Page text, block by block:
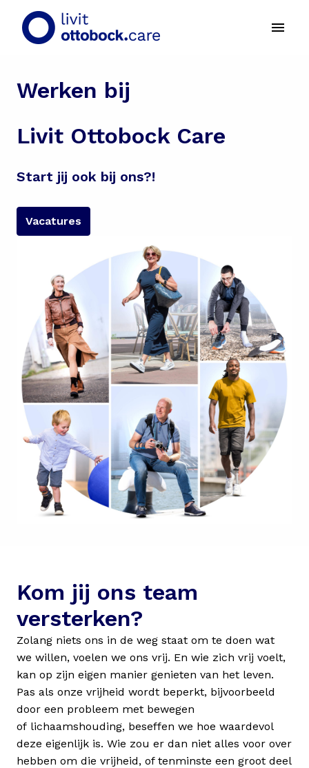
Overslaan
naar
content
Homepagina
Werken bij
Livit Ottobock Care
Start jij ook bij ons?!
Vacatures
Kom jij ons team
versterken?
Zolang niets ons in de weg staat om te doen wat
we willen, voelen we ons vrij. En wie zich vrij voelt,
kan op zijn eigen manier genieten van het leven.
Pas als onze vrijheid wordt beperkt, bijvoorbeeld
door een probleem met bewegen
of lichaamshouding, beseffen we hoe waardevol
deze eigenlijk is. Wie zou er dan niet alles voor over
hebben om die vrijheid, of tenminste een groot deel